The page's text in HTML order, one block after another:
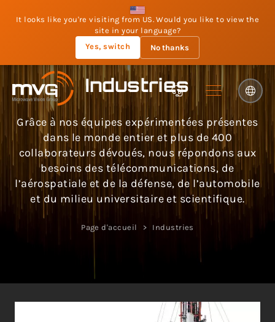
It looks like you're visiting from US. Would you like to view the
site in your language?
Yes, switch
No thanks
Industries
Grâce à nos équipes expérimentées présentes
dans le monde entier et plus de 400
collaborateurs dévoués, nous répondons aux
besoins des télécommunications, de
l’aérospatiale et de la défense, de l’automobile
et du milieu universitaire et scientifique.
Page d'accueil Industries